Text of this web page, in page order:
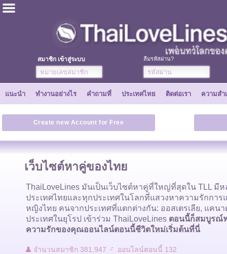
สมาชิก เข้าสู่ระบบ ลืมรหัสผ่าน?
ไทย
ลงทะเบียนเลย
เพื่อน
ทำงานอย่างไร
แนะนำ
ติดต่อเรา
แนะนำ ทำงานอย่างไร คำถามที่ ประเทศไทย ติดต่อเรา ความสำ
Create new Account for Free
เว็บไซต์หาคู่ของไทย
ThaiLoveLines มันเป็นเว็บไซต์หาคู่ที่ใหญ่ที่สุดใน TLL มี
ประเทศไทยและทุกประเทศในโลกที่แสวงหาความรักการ
หญิงไทย คนจากประเทศที่แตกต่างกัน: ออสเตรเลีย, แคน
ประเทศในยุโรป เข้าร่วม ThaiLoveLines ตอนนี้ก็สมบูรณ์
ความรักของคุณออนไลน์ตอนนี้ชีวิตใหม่เริ่มต้นที่นี่
จำนวนสมาชิก 381,947 ออนไลน์ตอนนี้ 132